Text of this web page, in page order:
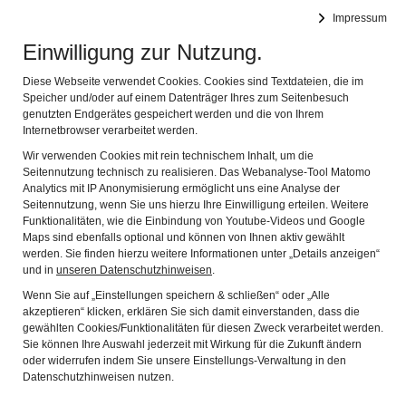
Impressum
Einwilligung zur Nutzung.
Diese Webseite verwendet Cookies. Cookies sind Textdateien, die im
Speicher und/oder auf einem Datenträger Ihres zum Seitenbesuch
genutzten Endgerätes gespeichert werden und die von Ihrem
Internetbrowser verarbeitet werden.
Wir verwenden Cookies mit rein technischem Inhalt, um die
Seitennutzung technisch zu realisieren. Das Webanalyse-Tool Matomo
Analytics mit IP Anonymisierung ermöglicht uns eine Analyse der
Seitennutzung, wenn Sie uns hierzu Ihre Einwilligung erteilen. Weitere
Funktionalitäten, wie die Einbindung von Youtube-Videos und Google
Maps sind ebenfalls optional und können von Ihnen aktiv gewählt
werden. Sie finden hierzu weitere Informationen unter „Details anzeigen“
und in unseren Datenschutzhinweisen.
Wenn Sie auf „Einstellungen speichern & schließen“ oder „Alle
akzeptieren“ klicken, erklären Sie sich damit einverstanden, dass die
gewählten Cookies/Funktionalitäten für diesen Zweck verarbeitet werden.
Sie können Ihre Auswahl jederzeit mit Wirkung für die Zukunft ändern
oder widerrufen indem Sie unsere Einstellungs-Verwaltung in den
Datenschutzhinweisen nutzen.
MUSEUM FÜR DIE KELTISCH-RÖMISCHE VERGANGENHEIT
AUSSTELLUNG RÖMER
GESICHTER EINES
WELTREICHES IM
LOKSCHUPPEN
ROSENHEIM
Im Lokschuppen Rosenheim ist in der Zeit vom 20.03.26
bis 01.08.2027 die große Ausstellung "Römer - Gesichter
eines Weltreiches" zu sehen.
753 – Rom schlüpft aus dem Ei. Aus einem kleinen Dorf